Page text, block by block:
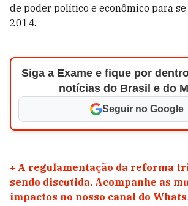
de poder político e econômico para
2014.
Siga a Exame e fique por
notícias do Brasil e do
Seguir no Google
+ A regulamentação da reforma
sendo discutida. Acompanhe as
impactos no nosso canal do